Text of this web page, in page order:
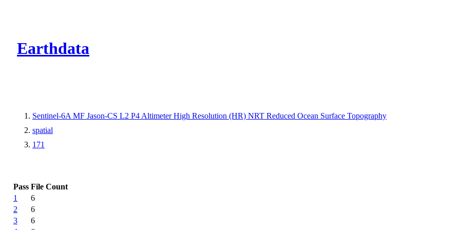
Earthdata
Sentinel-6A MF Jason-CS L2 P4 Altimeter High Resolution (HR) NRT Reduced Ocean Surface Topography
spatial
171
Pass File Count
1
6
2
6
3
6